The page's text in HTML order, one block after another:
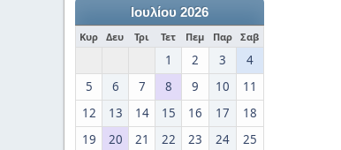
Ιουλίου 2026
Κυρ Δευ Τρι Τετ Πεμ Παρ Σαβ
1 2 3
4
5
6 7 8 9 10
11
12
13 14 15 16 17
18
19
20 21 22 23 24 25